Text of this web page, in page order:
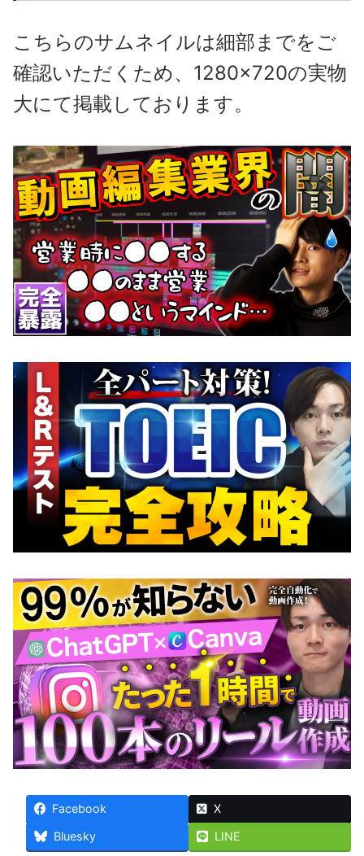
こちらのサムネイルは細部までをご
確認いただくため、1280×720の実物
大にて掲載しております。
Facebook
X
Bluesky
LINE